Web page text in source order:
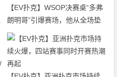
【EV扑克】WSOP决赛桌“多弗
朗明哥”引爆赛场，他从全场垫
底打到了冠军争夺者